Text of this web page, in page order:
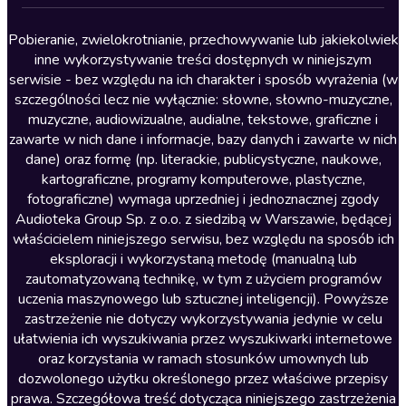
Lektury szkolne
Literatura anglojęzyczna
Literatura faktu
Literatura obyczajowa
Literatura piękna obca
Literatura piękna polska
Nagrania relaksacyjne
Nauka języków
Nauki humanistyczne
Podcasty i audycje
Polityka
Prasa
Religia
Pobieranie, zwielokrotnianie, przechowywanie lub jakiekolwiek
inne wykorzystywanie treści dostępnych w niniejszym
serwisie - bez względu na ich charakter i sposób wyrażenia (w
szczególności lecz nie wyłącznie: słowne, słowno-muzyczne,
muzyczne, audiowizualne, audialne, tekstowe, graficzne i
zawarte w nich dane i informacje, bazy danych i zawarte w nich
dane) oraz formę (np. literackie, publicystyczne, naukowe,
kartograficzne, programy komputerowe, plastyczne,
fotograficzne) wymaga uprzedniej i jednoznacznej zgody
Audioteka Group Sp. z o.o. z siedzibą w Warszawie, będącej
właścicielem niniejszego serwisu, bez względu na sposób ich
eksploracji i wykorzystaną metodę (manualną lub
zautomatyzowaną technikę, w tym z użyciem programów
uczenia maszynowego lub sztucznej inteligencji). Powyższe
zastrzeżenie nie dotyczy wykorzystywania jedynie w celu
ułatwienia ich wyszukiwania przez wyszukiwarki internetowe
oraz korzystania w ramach stosunków umownych lub
dozwolonego użytku określonego przez właściwe przepisy
prawa. Szczegółowa treść dotycząca niniejszego zastrzeżenia